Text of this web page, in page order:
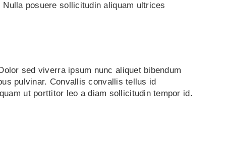
posuere sollicitudin aliquam ultrices
sed viverra ipsum nunc aliquet bibendum
pulvinar. Convallis convallis tellus id
ut porttitor leo a diam sollicitudin tempor id.